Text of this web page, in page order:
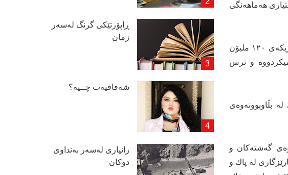
هه‌ما‌هه‌نگی
پێشتر له‌ راپۆرتێكدا كه‌ باڵی گه‌شتیاری سه‌ر به‌نه‌ته‌وه ‌یه‌كگرتووه‌كان ئاماده‌یكردبوو ئاماژه‌ به‌وه‌كرابوو كه‌ نزیكه‌ی ١٢٠ ملیۆن
و ترس
بڵاوبوونه‌وه‌ی
گه‌شته‌كان و
له‌ پاك و
ڕاپۆرتێكی گرنگ لەسەر
زمان
شەفافیەت چــیە؟
زانیاری لەسەر بەنداوی
دوكان